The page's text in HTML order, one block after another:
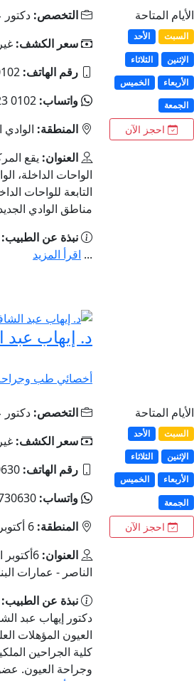
الأيام المتاحة
السبت
الأحد
الإثنين
الثلاثاء
الأربعاء
الخميس
الجمعة
احجز الآن
التخصص:
سعر الكشف:
رقم الهاتف: 323 2657
واتساب: 0102 323 2657
المنطقة: الوادي
العنوان: يقع
الواحات الداخلة،
التابعة للواحات
مناطق الوادي
نبذة عن الطبيب:
... اقرأ المزيد
الأيام المتاحة
السبت
الأحد
الإثنين
الثلاثاء
الأربعاء
الخميس
الجمعة
احجز الآن
د. إيهاب عبد
أخصائي طب
التخصص:
سعر الكشف:
رقم الهاتف:
واتساب:
المنطقة: 6 أكتوبر, جيزة
العنوان:
الناصر - عمارات
نبذة عن الطبيب:
دكتور إيهاب عبد
العيون المؤهلات
كلية الجراحين
وجراحة العيون.